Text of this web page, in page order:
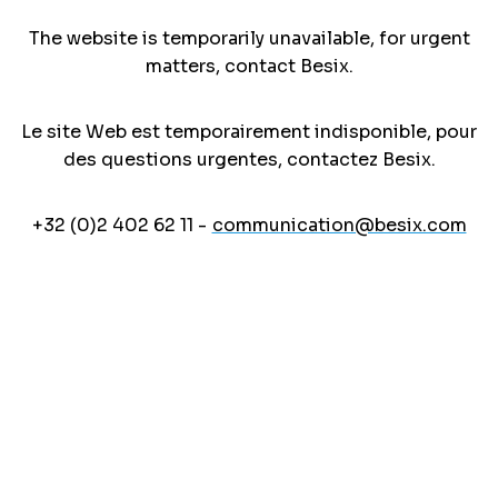
The website is temporarily unavailable, for urgent
matters, contact Besix.
Le site Web est temporairement indisponible, pour
des questions urgentes, contactez Besix.
+32 (0)2 402 62 11 - communication@besix.com